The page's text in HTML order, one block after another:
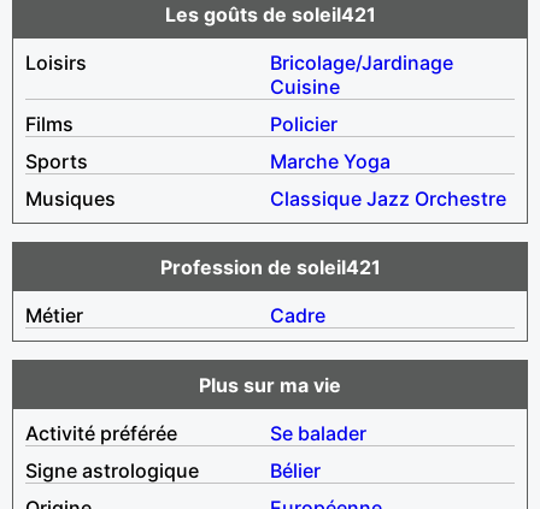
Les goûts de soleil421
Loisirs
Bricolage/Jardinage
Cuisine
Films
Policier
Sports
Marche Yoga
Musiques
Classique Jazz Orchestre
Profession de soleil421
Métier
Cadre
Plus sur ma vie
Activité préférée
Se balader
Signe astrologique
Bélier